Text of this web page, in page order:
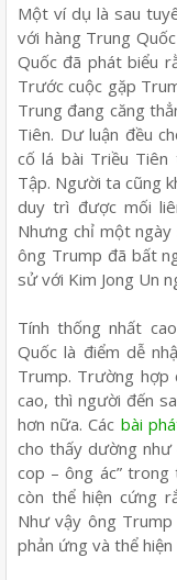
Một ví dụ là sau
với hàng Trung
Quốc đã phát biểu
Trước cuộc gặp
Trung đang căng
Tiên. Dư luận đều
cố lá bài Triều
Tập. Người ta cũng
duy trì được mối
Nhưng chỉ một
ông Trump đã bất
sử với Kim Jong Un
Tính thống nhất
Quốc là điểm dễ
Trump. Trường hợp
cao, thì người đến
hơn nữa. Các bài
cho thấy dường như
cop – ông ác”
còn thể hiện cứng
Như vậy ông
phản ứng và thể